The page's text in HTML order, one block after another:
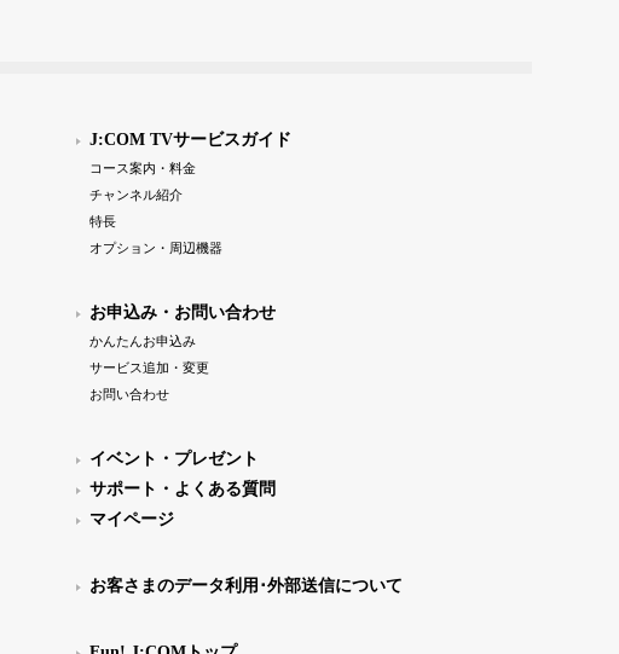
J:COM TVサービスガイド
コース案内・料金
チャンネル紹介
特長
オプション・周辺機器
お申込み・お問い合わせ
かんたんお申込み
サービス追加・変更
お問い合わせ
イベント・プレゼント
サポート・よくある質問
マイページ
お客さまのデータ利用･外部送信について